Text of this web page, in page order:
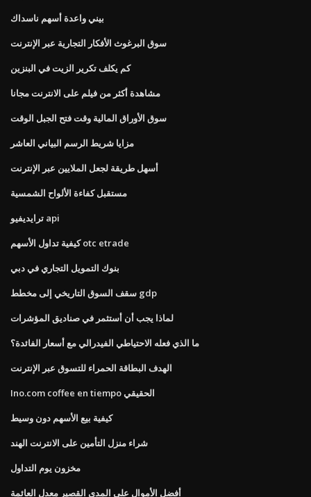
بيني واعدة أسهم ناسداك
سوق البرغوث الأفكار التجارية عبر الإنترنت
كم يكلف تكرير الزيت في البنزين
مشاهدة أكثر من فيلم على الانترنت مجانا
سوق الأوراق المالية وقت فتح الجبل الوقت
مزايا شريط الرسم البياني العاشر
أسهل طريقة لجعل الملايين عبر الإنترنت
مستقبل كفاءة الألواح الشمسية
ترايديفيو api
كيفية تداول الأسهم otc etrade
بنوك التمويل التجاري في دبي
سقف السوق التاريخي إلى مخطط gdp
لماذا يجب أن أستثمر في صناديق المؤشرات
ما الذي فعله الاحتياطي الفيدرالي مع أسعار الفائدة؟
الهدف البطاقة الحمراء للتسوق عبر الإنترنت
Ino.com coffee en tiempo الحقيقي
كيفية بيع الأسهم دون وسيط
شراء منزل التأمين على الانترنت الهند
مخزون يوم التداول
أفضل الأموال على المدى القصير معدل العائمة